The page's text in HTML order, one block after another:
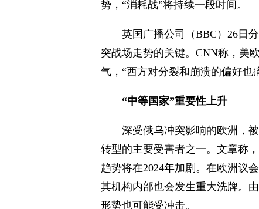
势，“消耗战”将持续一段时间。
英国广播公司（BBC）26日
突战场走势的关键。CNN称，美
气，“西方对分裂和崩溃的偏好也
“中等国家”重要性上升
深受俄乌冲突影响的欧洲，
转型的主要受害者之一。文章称
趋势将在2024年加剧。在欧洲议
其机构内部也会发生重大洗牌。
形势也可能受冲击。